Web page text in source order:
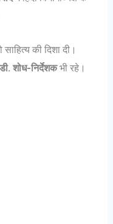
की दिशा दी।
शोध-निर्देशकभी रहे।